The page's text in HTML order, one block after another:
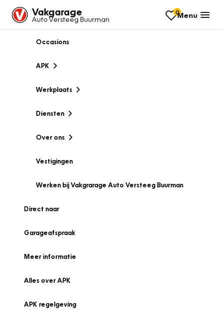
Vakgarage
Auto Versteeg Buurman
0Menu
Occasions
APK
Werkplaats
Diensten
Over ons
Vestigingen
Werken bij Vakgrarage Auto Versteeg Buurman
Direct naar
Garageafspraak
Meer informatie
Alles over APK
APK regelgeving